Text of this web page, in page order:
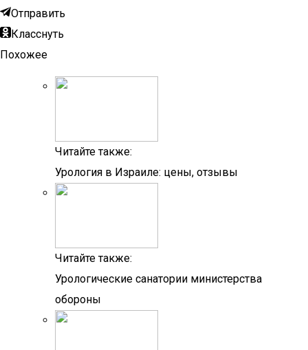
Отправить
Класснуть
Похожее
Читайте также:
Урология в Израиле: цены, отзывы
Читайте также:
Урологические санатории министерства
обороны